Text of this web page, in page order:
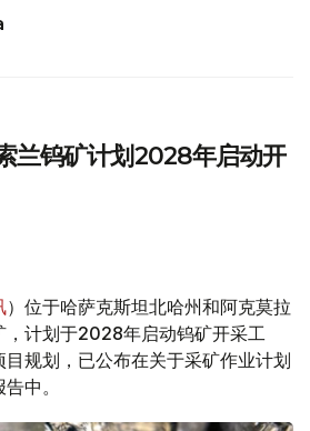
兰钨矿计划2028年启动开
）位于哈萨克斯坦北哈州和阿克莫拉
，计划于2028年启动钨矿开采工
规划，已公布在关于采矿作业计划
中。